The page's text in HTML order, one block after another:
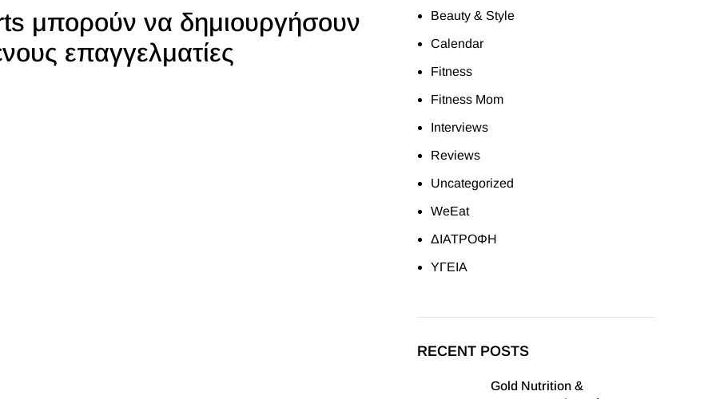
μπορούν να δημιουργήσουν
επαγγελματίες
Beauty & Style
Calendar
Fitness
Fitness Mom
Interviews
Reviews
Uncategorized
WeEat
ΔΙΑΤΡΟΦΗ
ΥΓΕΙΑ
RECENT POSTS
Gold Nutrition &